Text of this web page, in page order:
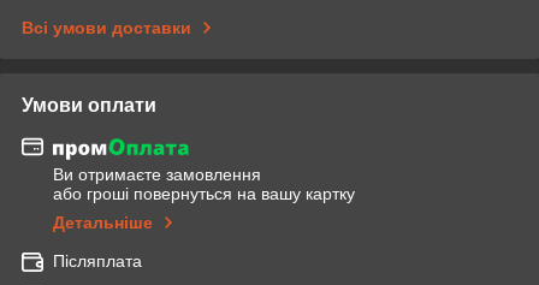
Всі умови доставки
Умови оплати
Ви отримаєте замовлення
або гроші повернуться на вашу картку
Детальніше
Післяплата